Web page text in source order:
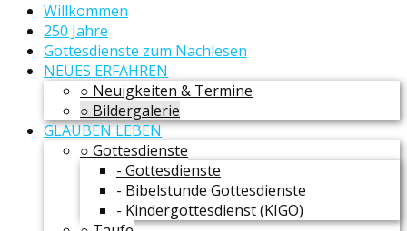
Willkommen
250 Jahre
Gottesdienste zum Nachlesen
NEUES ERFAHREN
○ Neuigkeiten & Termine
○ Bildergalerie
GLAUBEN LEBEN
○ Gottesdienste
- Gottesdienste
- Bibelstunde Gottesdienste
- Kindergottesdienst (KIGO)